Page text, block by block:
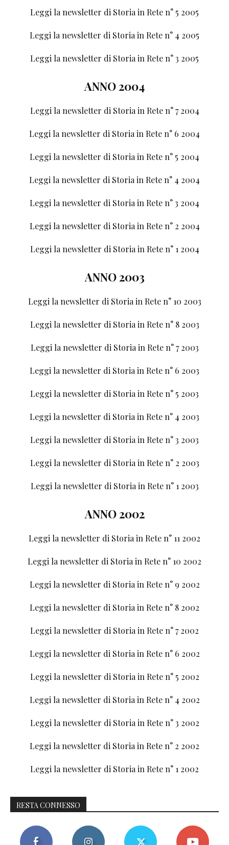
Leggi la newsletter di Storia in Rete n° 5 2005
Leggi la newsletter di Storia in Rete n° 4 2005
Leggi la newsletter di Storia in Rete n° 3 2005
ANNO 2004
Leggi la newsletter di Storia in Rete n° 7 2004
Leggi la newsletter di Storia in Rete n° 6 2004
Leggi la newsletter di Storia in Rete n° 5 2004
Leggi la newsletter di Storia in Rete n° 4 2004
Leggi la newsletter di Storia in Rete n° 3 2004
Leggi la newsletter di Storia in Rete n° 2 2004
Leggi la newsletter di Storia in Rete n° 1 2004
ANNO 2003
Leggi la newsletter di Storia in Rete n° 10 2003
Leggi la newsletter di Storia in Rete n° 8 2003
Leggi la newsletter di Storia in Rete n° 7 2003
Leggi la newsletter di Storia in Rete n° 6 2003
Leggi la newsletter di Storia in Rete n° 5 2003
Leggi la newsletter di Storia in Rete n° 4 2003
Leggi la newsletter di Storia in Rete n° 3 2003
Leggi la newsletter di Storia in Rete n° 2 2003
Leggi la newsletter di Storia in Rete n° 1 2003
ANNO 2002
Leggi la newsletter di Storia in Rete n° 11 2002
Leggi la newsletter di Storia in Rete n° 10 2002
Leggi la newsletter di Storia in Rete n° 9 2002
Leggi la newsletter di Storia in Rete n° 8 2002
Leggi la newsletter di Storia in Rete n° 7 2002
Leggi la newsletter di Storia in Rete n° 6 2002
Leggi la newsletter di Storia in Rete n° 5 2002
Leggi la newsletter di Storia in Rete n° 4 2002
Leggi la newsletter di Storia in Rete n° 3 2002
Leggi la newsletter di Storia in Rete n° 2 2002
Leggi la newsletter di Storia in Rete n° 1 2002
RESTA CONNESSO